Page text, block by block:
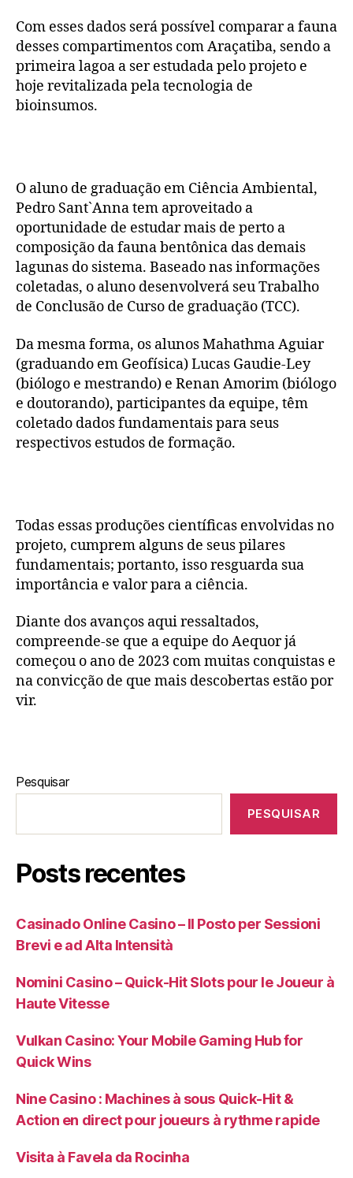
Com esses dados será possível comparar a fauna
desses compartimentos com Araçatiba, sendo a
primeira lagoa a ser estudada pelo projeto e
hoje revitalizada pela tecnologia de
bioinsumos.
O aluno de graduação em Ciência Ambiental,
Pedro Sant`Anna tem aproveitado a
oportunidade de estudar mais de perto a
composição da fauna bentônica das demais
lagunas do sistema. Baseado nas informações
coletadas, o aluno desenvolverá seu Trabalho
de Conclusão de Curso de graduação (TCC).
Da mesma forma, os alunos Mahathma Aguiar
(graduando em Geofísica) Lucas Gaudie-Ley
(biólogo e mestrando) e Renan Amorim (biólogo
e doutorando), participantes da equipe, têm
coletado dados fundamentais para seus
respectivos estudos de formação.
Todas essas produções científicas envolvidas no
projeto, cumprem alguns de seus pilares
fundamentais; portanto, isso resguarda sua
importância e valor para a ciência.
Diante dos avanços aqui ressaltados,
compreende-se que a equipe do Aequor já
começou o ano de 2023 com muitas conquistas e
na convicção de que mais descobertas estão por
vir.
Pesquisar
PESQUISAR
Posts recentes
Casinado Online Casino – Il Posto per Sessioni
Brevi e ad Alta Intensità
Nomini Casino – Quick‑Hit Slots pour le Joueur à
Haute Vitesse
Vulkan Casino: Your Mobile Gaming Hub for
Quick Wins
Nine Casino : Machines à sous Quick‑Hit &
Action en direct pour joueurs à rythme rapide
Visita à Favela da Rocinha